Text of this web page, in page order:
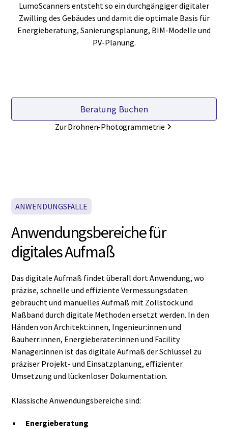
LumoScanners entsteht so ein durchgängiger digitaler
Zwilling des Gebäudes und damit die optimale Basis für
Energieberatung, Sanierungsplanung, BIM-Modelle und
PV-Planung.
Beratung Buchen
Zur Drohnen-Photogrammetrie
ANWENDUNGSFÄLLE
Anwendungsbereiche für
digitales Aufmaß
Das digitale Aufmaß findet überall dort Anwendung, wo
präzise, schnelle und effiziente Vermessungsdaten
gebraucht und manuelles Aufmaß mit Zollstock und
Maßband durch digitale Methoden ersetzt werden. In den
Händen von Architekt:innen, Ingenieur:innen und
Bauherr:innen, Energieberater:innen und Facility
Manager:innen ist das digitale Aufmaß der Schlüssel zu
präziser Projekt- und Einsatzplanung, effizienter
Umsetzung und lückenloser Dokumentation.
Klassische Anwendungsbereiche sind:
Energieberatung